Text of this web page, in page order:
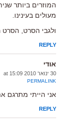
המוזרים ביותר
מעולים בעינינו.
ולגבי הסרט, הסרט
REPLY
אודי
30 ינואר 2010 at 15:09
PERMALINK
אני הייתי מתרגם
REPLY